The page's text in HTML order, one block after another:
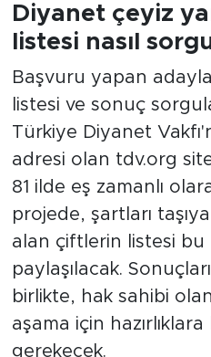
Diyanet çeyiz
listesi nasıl
Başvuru yapan
listesi ve sonuç
Türkiye Diyanet
adresi olan tdv.org
81 ilde eş zamanlı
projede, şartları
alan çiftlerin listesi
paylaşılacak.
birlikte, hak sahibi
aşama için hazırlıklara
gerekecek.